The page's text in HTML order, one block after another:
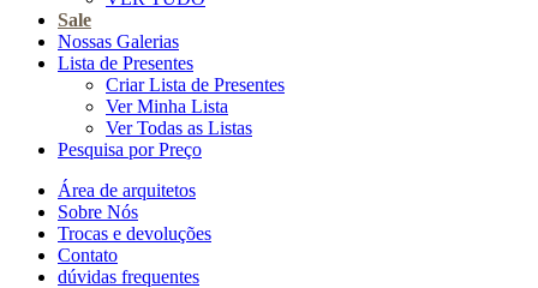
Sale
Nossas Galerias
Lista de Presentes
Criar Lista de Presentes
Ver Minha Lista
Ver Todas as Listas
Pesquisa por Preço
Área de arquitetos
Sobre Nós
Trocas e devoluções
Contato
dúvidas frequentes